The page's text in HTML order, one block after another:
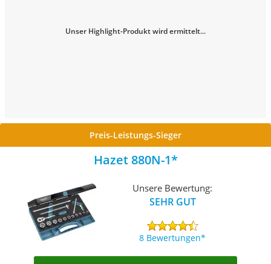
Unser Highlight-Produkt wird ermittelt...
Preis-Leistungs-Sieger
Hazet 880N-1
Unsere Bewertung:
SEHR GUT
8 Bewertungen